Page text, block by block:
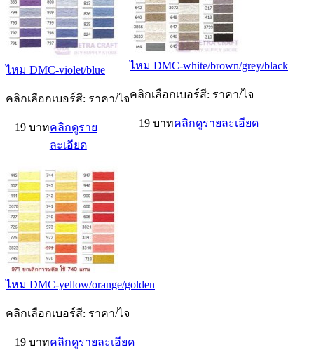
ไหม DMC-violet/blue
คลิกเลือกเบอร์สี: ราคา/ไจ
19 บาทคลิกดูราย
ละเอียด
ไหม DMC-white/brown/grey/black
คลิกเลือกเบอร์สี: ราคา/ไจ
19 บาทคลิกดูรายละเอียด
ไหม DMC-yellow/orange/golden
คลิกเลือกเบอร์สี: ราคา/ไจ
19 บาทคลิกดูรายละเอียด